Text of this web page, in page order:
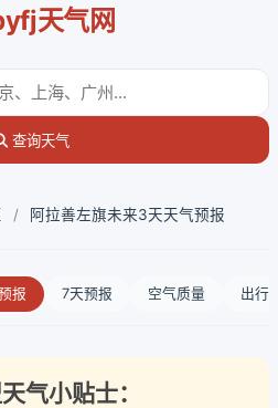
天气网
查询天气
/ 阿拉善左旗未来3天天气预报
报 7天预报 空气质量 出行
气小贴士：